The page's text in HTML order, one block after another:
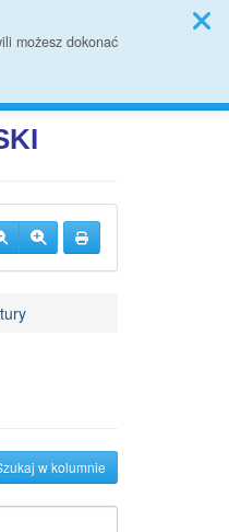
możesz dokonać
w kolumnie